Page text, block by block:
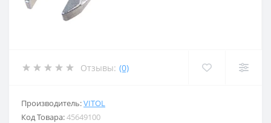
Отзывы: (0)
Производитель:VITOL
Код Товара:45649100